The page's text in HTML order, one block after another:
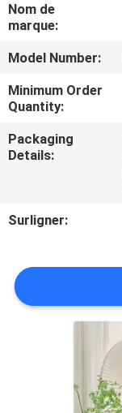
AU
SUJET
DE
NOUS
VISITE
DE
QUALITÉ
Nom de
marque:
Model Number:
Minimum Order
Quantity:
Packaging
Details:
Surligner: